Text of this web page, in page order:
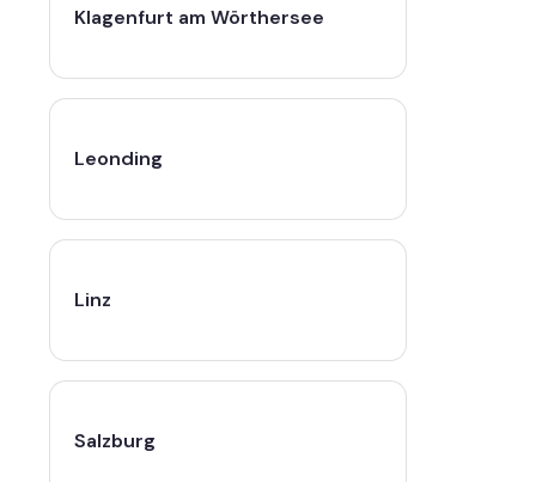
Klagenfurt am Wörthersee
Leonding
Linz
Salzburg